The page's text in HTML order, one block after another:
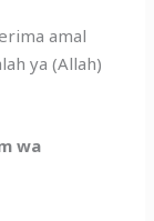
amal
ya (Allah)
wa